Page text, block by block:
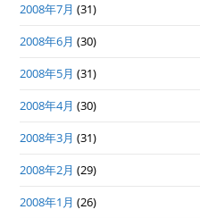
2008年7月 (31)
2008年6月 (30)
2008年5月 (31)
2008年4月 (30)
2008年3月 (31)
2008年2月 (29)
2008年1月 (26)